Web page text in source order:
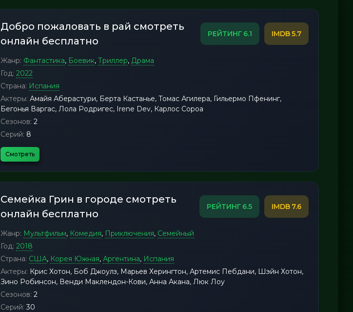
Добро пожаловать в рай смотреть
онлайн бесплатно
6.1 5.7
Жанр: Фантастика, Боевик, Триллер, Драма
Год: 2022
Страна: Испания
Актеры: Амайя Аберастури, Берта Кастанье, Томас Агилера, Гильермо Пфенинг,
Бегонья Варгас, Лола Родригес, Irene Dev, Карлос Сороа
Сезонов: 2
Серий: 8
Смотреть
Семейка Грин в городе смотреть
онлайн бесплатно
6.5 7.6
Жанр: Мультфильм, Комедия, Приключения, Семейный
Год: 2018
Страна: США, Корея Южная, Аргентина, Испания
Актеры: Крис Хотон, Боб Джоулз, Марьев Херингтон, Артемис Пебдани, Шэйн Хотон,
Зино Робинсон, Венди Маклендон-Кови, Анна Акана, Люк Лоу
Сезонов: 2
Серий: 30